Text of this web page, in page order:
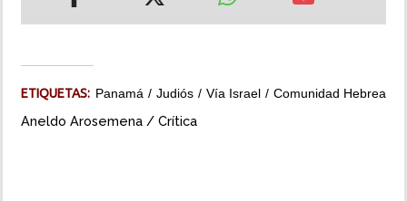
IMPRESO
ETIQUETAS: Panamá Judiós Vía Israel Comunidad Hebrea
Aneldo Arosemena / Crítica